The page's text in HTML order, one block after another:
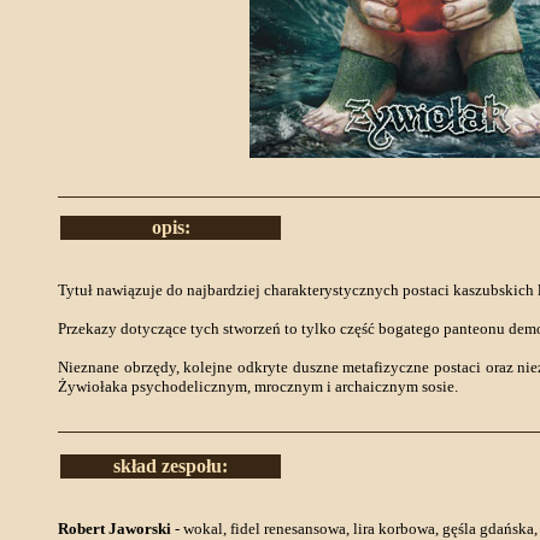
opis:
Tytuł nawiązuje do najbardziej charakterystycznych postaci
Przekazy dotyczące tych stworzeń to tylko część bogatego panteonu
Nieznane obrzędy, kolejne odkryte duszne metafizyczne postaci oraz
Żywiołaka psychodelicznym, mrocznym i archaicznym sosie.
skład zespołu:
Robert Jaworski - wokal, fidel renesansowa, lira korbowa, gęśla